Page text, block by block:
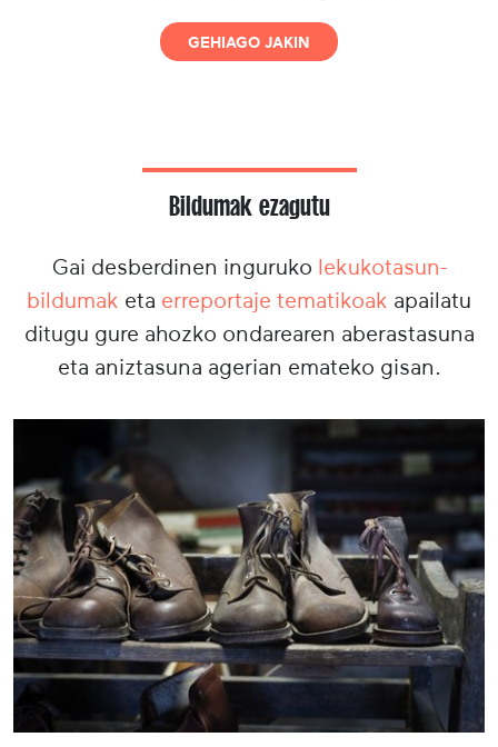
GEHIAGO JAKIN
Bildumak ezagutu
Gai desberdinen inguruko lekukotasun-
bildumak eta erreportaje tematikoak apailatu
ditugu gure ahozko ondarearen aberastasuna
eta aniztasuna agerian emateko gisan.